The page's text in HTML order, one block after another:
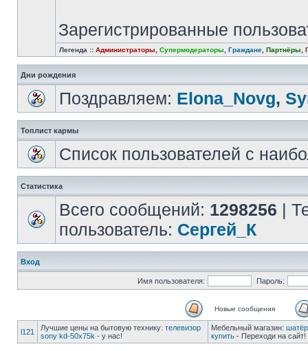
Зарегистрированные
Легенда :: Администраторы Супермодераторы Граждане Партнёры
Дни рождения
Поздравляем: Elona_Novg,
Топлист кармы
Список пользователей с
Статистика
Всего сообщений: 1298256 |
пользователь: Сергей_К
Вход
Имя пользователя: Пароль:
Новые сообщения
l121 Лучшие цены на бытовую технику: телевизор
sony kd-50x75k - у нас!
Мебельный магазин:
купить - Переходи на сайт!